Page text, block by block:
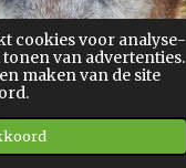
cookies voor analyse-
van advertenties.
maken van de site